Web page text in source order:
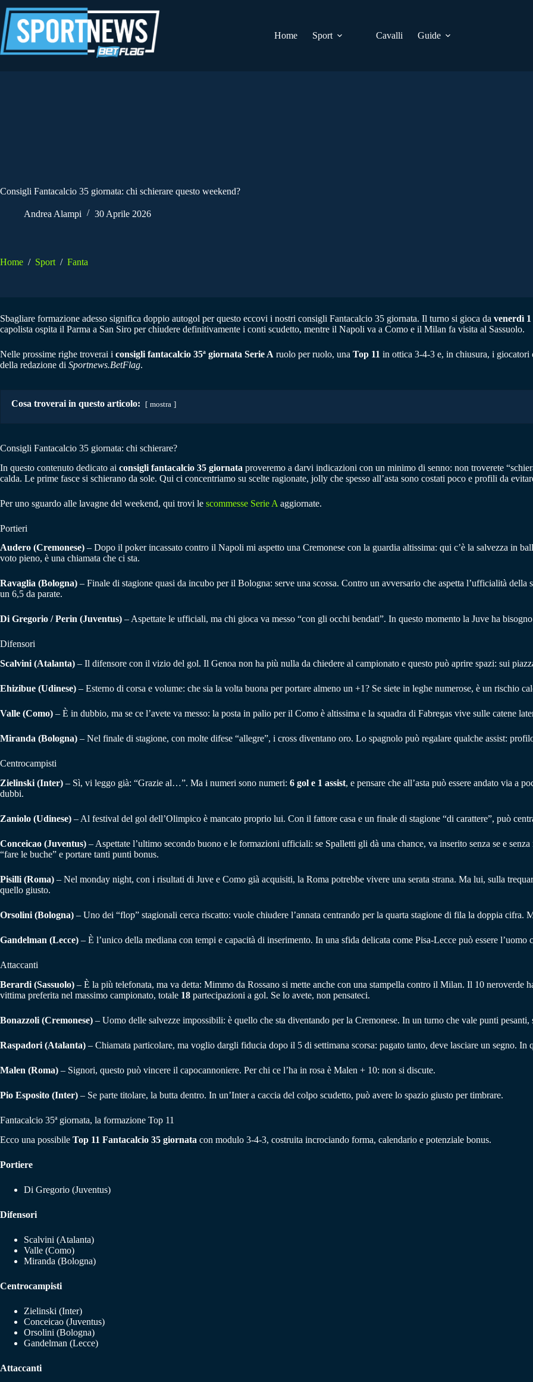
al
contenuto
Home
Sport Cavalli Guide
Consigli Fantacalcio 35 giornata: chi schierare questo weekend?
Andrea Alampi 30 Aprile 2026
Home / Sport / Fanta
Sbagliare formazione adesso significa doppio autogol per questo eccovi i nostri consigli Fantacalcio 35 giornata. Il turno si gioca da venerdì
capolista ospita il Parma a San Siro per chiudere definitivamente i conti scudetto, mentre il Napoli va a Como e il Milan fa visita al Sassuolo.
Nelle prossime righe troverai i consigli fantacalcio 35ª giornata Serie A ruolo per ruolo, una Top 11 in ottica 3-4-3 e, in chiusura, i giocatori
della redazione di Sportnews.BetFlag.
Cosa troverai in questo articolo: mostra
Consigli Fantacalcio 35 giornata: chi schierare?
In questo contenuto dedicato ai consigli fantacalcio 35 giornata proveremo a darvi indicazioni con un minimo di senno: non troverete
calda. Le prime fasce si schierano da sole. Qui ci concentriamo su scelte ragionate, jolly che spesso all’asta sono costati poco e profili da
Per uno sguardo alle lavagne del weekend, qui trovi le scommesse Serie A aggiornate.
Portieri
Audero (Cremonese) – Dopo il poker incassato contro il Napoli mi aspetto una Cremonese con la guardia altissima: qui c’è la salvezza in
voto pieno, è una chiamata che ci sta.
Ravaglia (Bologna) – Finale di stagione quasi da incubo per il Bologna: serve una scossa. Contro un avversario che aspetta l’ufficialità della
un 6,5 da parate.
Di Gregorio / Perin (Juventus) – Aspettate le ufficiali, ma chi gioca va messo “con gli occhi bendati”. In questo momento la Juve ha
Difensori
Scalvini (Atalanta) – Il difensore con il vizio del gol. Il Genoa non ha più nulla da chiedere al campionato e questo può aprire spazi: sui
Ehizibue (Udinese) – Esterno di corsa e volume: che sia la volta buona per portare almeno un +1? Se siete in leghe numerose, è un rischio
Valle (Como) – È in dubbio, ma se ce l’avete va messo: la posta in palio per il Como è altissima e la squadra di Fabregas vive sulle catene
Miranda (Bologna) – Nel finale di stagione, con molte difese “allegre”, i cross diventano oro. Lo spagnolo può regalare qualche assist:
Centrocampisti
Zielinski (Inter) – Sì, vi leggo già: “Grazie al…”. Ma i numeri sono numeri: 6 gol e 1 assist, e pensare che all’asta può essere andato via a
dubbi.
Zaniolo (Udinese) – Al festival del gol dell’Olimpico è mancato proprio lui. Con il fattore casa e un finale di stagione “di carattere”, può
Conceicao (Juventus) – Aspettate l’ultimo secondo buono e le formazioni ufficiali: se Spalletti gli dà una chance, va inserito senza se e
“fare le buche” e portare tanti punti bonus.
Pisilli (Roma) – Nel monday night, con i risultati di Juve e Como già acquisiti, la Roma potrebbe vivere una serata strana. Ma lui, sulla
quello giusto.
Orsolini (Bologna) – Uno dei “flop” stagionali cerca riscatto: vuole chiudere l’annata centrando per la quarta stagione di fila la doppia cifra.
Gandelman (Lecce) – È l’unico della mediana con tempi e capacità di inserimento. In una sfida delicata come Pisa-Lecce può essere l’uomo
Attaccanti
Berardi (Sassuolo) – È la più telefonata, ma va detta: Mimmo da Rossano si mette anche con una stampella contro il Milan. Il 10 neroverde
vittima preferita nel massimo campionato, totale 18 partecipazioni a gol. Se lo avete, non pensateci.
Bonazzoli (Cremonese) – Uomo delle salvezze impossibili: è quello che sta diventando per la Cremonese. In un turno che vale punti
Raspadori (Atalanta) – Chiamata particolare, ma voglio dargli fiducia dopo il 5 di settimana scorsa: pagato tanto, deve lasciare un segno. In
Malen (Roma) – Signori, questo può vincere il capocannoniere. Per chi ce l’ha in rosa è Malen + 10: non si discute.
Pio Esposito (Inter) – Se parte titolare, la butta dentro. In un’Inter a caccia del colpo scudetto, può avere lo spazio giusto per timbrare.
Fantacalcio 35ª giornata, la formazione Top 11
Ecco una possibile Top 11 Fantacalcio 35 giornata con modulo 3-4-3, costruita incrociando forma, calendario e potenziale bonus.
Portiere
Di Gregorio (Juventus)
Difensori
Scalvini (Atalanta)
Valle (Como)
Miranda (Bologna)
Centrocampisti
Zielinski (Inter)
Conceicao (Juventus)
Orsolini (Bologna)
Gandelman (Lecce)
Attaccanti